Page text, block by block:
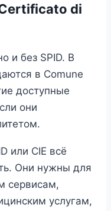
di
и без SPID. В
в Comune
доступные
они
или CIE всё
Они нужны для
сервисам,
услугам,